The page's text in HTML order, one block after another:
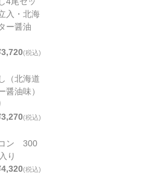
入・北海
ー醤油
(税込)
（北海道
醤油味）
(税込)
ン 300
り
(税込)